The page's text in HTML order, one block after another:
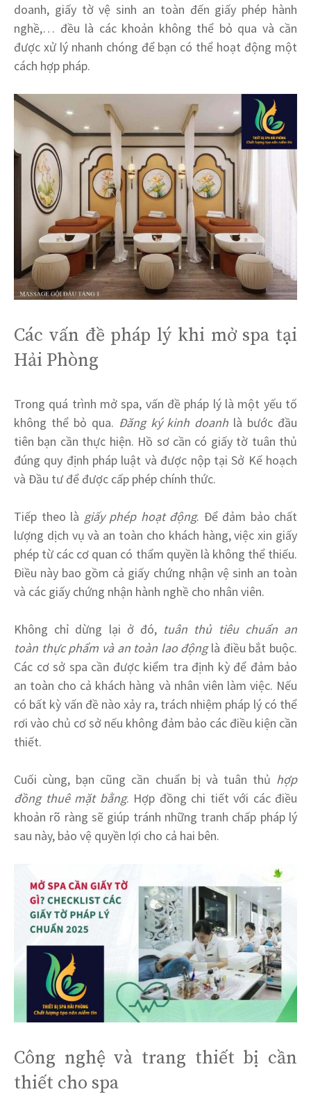
doanh, giấy tờ vệ sinh an toàn đến giấy phép hành
nghề,… đều là các khoản không thể bỏ qua và cần
được xử lý nhanh chóng để bạn có thể hoạt động một
cách hợp pháp.
Các vấn đề pháp lý khi mở spa tại
Hải Phòng
Trong quá trình mở spa, vấn đề pháp lý là một yếu tố
không thể bỏ qua. Đăng ký kinh doanh là bước đầu
tiên bạn cần thực hiện. Hồ sơ cần có giấy tờ tuân thủ
đúng quy định pháp luật và được nộp tại Sở Kế hoạch
và Đầu tư để được cấp phép chính thức.
Tiếp theo là giấy phép hoạt động. Để đảm bảo chất
lượng dịch vụ và an toàn cho khách hàng, việc xin giấy
phép từ các cơ quan có thẩm quyền là không thể thiếu.
Điều này bao gồm cả giấy chứng nhận vệ sinh an toàn
và các giấy chứng nhận hành nghề cho nhân viên.
Không chỉ dừng lại ở đó, tuân thủ tiêu chuẩn an
toàn thực phẩm và an toàn lao độnglà điều bắt buộc.
Các cơ sở spa cần được kiểm tra định kỳ để đảm bảo
an toàn cho cả khách hàng và nhân viên làm việc. Nếu
có bất kỳ vấn đề nào xảy ra, trách nhiệm pháp lý có thể
rơi vào chủ cơ sở nếu không đảm bảo các điều kiện cần
thiết.
Cuối cùng, bạn cũng cần chuẩn bị và tuân thủ hợp
đồng thuê mặt bằng. Hợp đồng chi tiết với các điều
khoản rõ ràng sẽ giúp tránh những tranh chấp pháp lý
sau này, bảo vệ quyền lợi cho cả hai bên.
Công nghệ và trang thiết bị cần
thiết cho spa